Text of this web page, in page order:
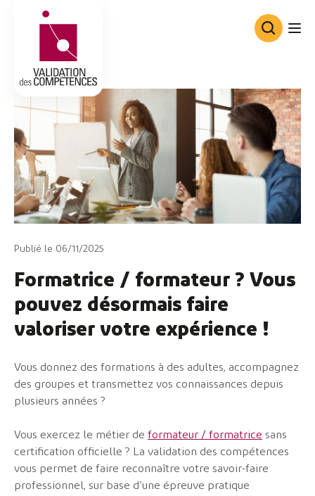
Consortium de Validation des
Publié le 06/11/2025
Formatrice / formateur ? Vous
pouvez désormais faire
valoriser votre expérience !
Vous donnez des formations à des adultes, accompagnez
des groupes et transmettez vos connaissances depuis
plusieurs années ?
Vous exercez le métier de formateur / formatrice sans
certification officielle ? La validation des compétences
vous permet de faire reconnaître votre savoir-faire
professionnel, sur base d’une épreuve pratique